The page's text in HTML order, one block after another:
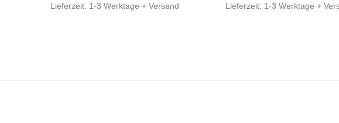
Lieferzeit: 1-3 Werktage + Versand Lieferzeit: 1-3 Werktage +